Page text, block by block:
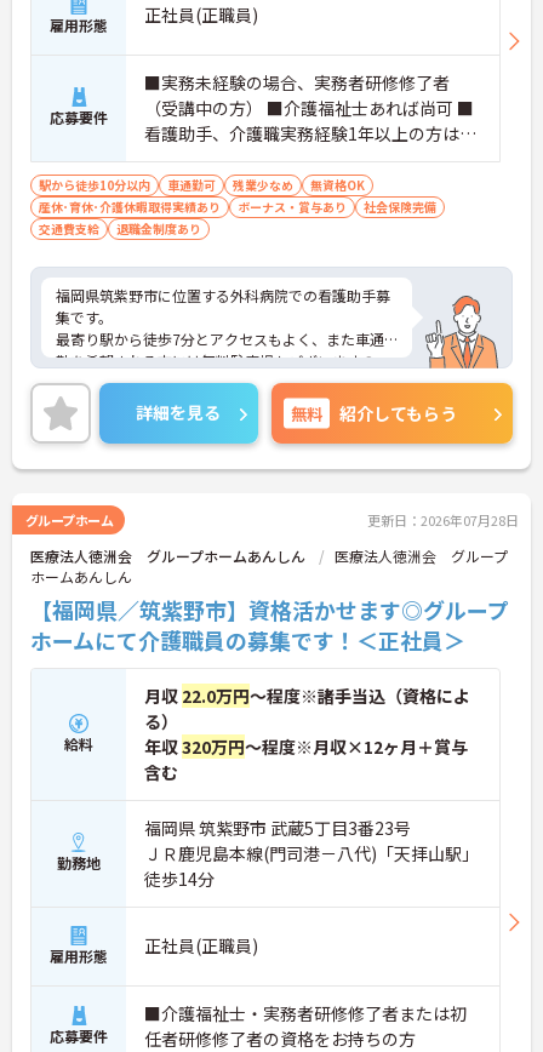
雇用形態 正社員(正職員)
応募要件
■実務未経験の場合、実務者研修修了者
（受講中の方） ■介護福祉士あれば尚可 ■
看護助手、介護職実務経験1年以上の方は尚
可
駅から徒歩10分以内 車通勤可 残業少なめ
無資格OK
産休･育休･介護休暇取得実績あり
ボーナス・賞与あり
社会保険完備
交通費支給
退職金制度あり
福岡県筑紫野市に位置する外科病院での看護助手募
集です。
最寄り駅から徒歩7分とアクセスもよく、また車通
勤を希望される方には無料駐車場もございますの
で、通勤にとても便利です。
また院内保育所も完備しており、ご利用されない方
には保育補助もございますので、子育て中の方も安
心して勤務することができます。
ご興味をお持ちの方はお気軽にお問い合わせくださ
詳細を見る 無料 紹介してもらう
グループホーム 更新日：2026年07月28日
医療法人徳洲会 グループホームあんしん
医療法人徳洲会 グループ
ホームあんしん
【福岡県／筑紫野市】資格活かせます◎グループ
ホームにて介護職員の募集です！＜正社員＞
給料
月収 22.0万円～程度※諸手当込（資格によ
る）
年収320万円～程度※月収×12ヶ月＋賞与
含む
勤務地
福岡県 筑紫野市 武蔵5丁目3番23号
ＪＲ鹿児島本線(門司港－八代)「天拝山駅」
徒歩14分
雇用形態 正社員(正職員)
応募要件
■介護福祉士・実務者研修修了者または初
任者研修修了者の資格をお持ちの方